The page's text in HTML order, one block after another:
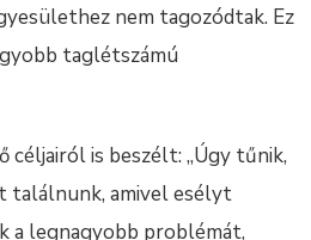
nem tagozódtak. Ez
taglétszámú
céljairól is beszélt: „Úgy tűnik,
találnunk, amivel esélyt
a legnagyobb problémát,